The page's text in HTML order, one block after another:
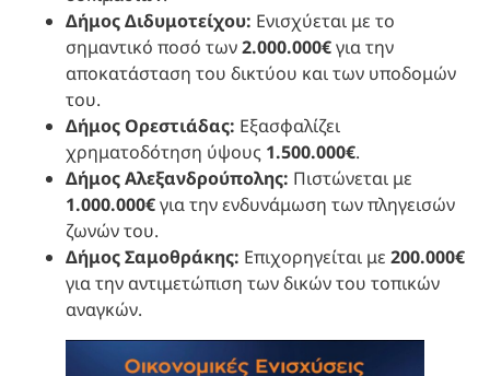
Δήμος Διδυμοτείχου: Ενισχύεται με το
σημαντικό ποσό των2.000.000€για την
αποκατάσταση του δικτύου και των υποδομών
του.
Δήμος Ορεστιάδας: Εξασφαλίζει
χρηματοδότηση ύψους 1.500.000€.
Δήμος Αλεξανδρούπολης: Πιστώνεται με
1.000.000€για την ενδυνάμωση των πληγεισών
ζωνών του.
Δήμος Σαμοθράκης: Επιχορηγείται με 200.000€
για την αντιμετώπιση των δικών του τοπικών
αναγκών.